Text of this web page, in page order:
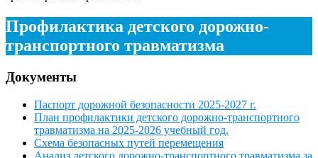
Профилактика детского дорожно-
транспортного травматизма
Документы
Паспорт дорожной безопасности 2025-2027 г.
План профилактики детского дорожно-транспортного
травматизма на 2025-2026 учебный год.
Схема безопасных путей перемещения
Анализ детского дорожно-транспортного травматизма за